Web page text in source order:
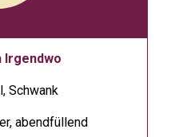
Irgendwo
Schwank
abendfüllend